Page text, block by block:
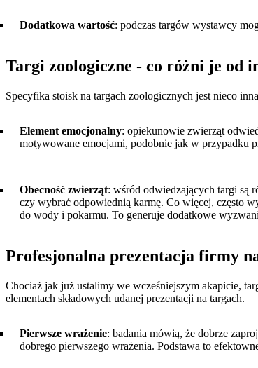
Dodatkowa wartość: podczas targów wystawcy
Targi zoologiczne - co różni je od
Specyfika stoisk na targach zoologicznych jest nieco
Element emocjonalny: opiekunowie zwierząt
motywowane emocjami, podobnie jak w przypadku
Obecność zwierząt: wśród odwiedzających targi są
czy wybrać odpowiednią karmę. Co więcej, często
do wody i pokarmu. To generuje dodatkowe
Profesjonalna prezentacja firmy
Chociaż jak już ustalimy we wcześniejszym akapicie,
elementach składowych udanej prezentacji na targach.
Pierwsze wrażenie: badania mówią, że dobrze
dobrego pierwszego wrażenia. Podstawa to